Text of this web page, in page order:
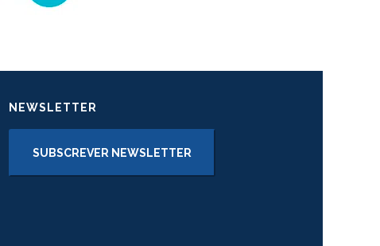
NEWSLETTER
SUBSCREVER NEWSLETTER